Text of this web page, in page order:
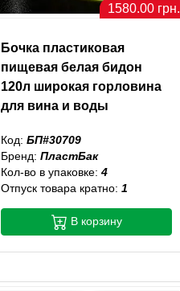
1580.00 грн.
Бочка пластиковая
пищевая белая бидон
120л широкая горловина
для вина и воды
Код:БП#30709
Бренд:ПластБак
Кол-во в упаковке:4
Отпуск товара кратно:1
В корзину